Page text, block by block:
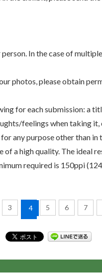
In the case of
photos, please obtain
for each submission: a
feelings when taking it,
any purpose other than in
of a high quality. The ideal
required is 150ppi
3 4 5 6 7